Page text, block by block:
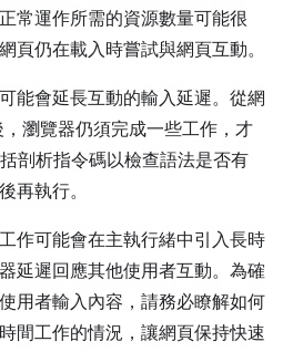
常運作所需的資源數量可能很
頁仍在載入時嘗試與網頁互動。
能會延長互動的輸入延遲。從網
瀏覽器仍須完成一些工作，才
剖析指令碼以檢查語法是否有
再執行。
作可能會在主執行緒中引入長時
延遲回應其他使用者互動。為確
用者輸入內容，請務必瞭解如何
間工作的情況，讓網頁保持快速